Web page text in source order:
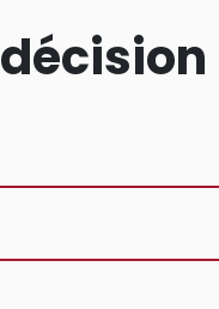
décision